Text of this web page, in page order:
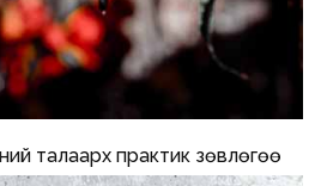
талаарх практик зөвлөгөө